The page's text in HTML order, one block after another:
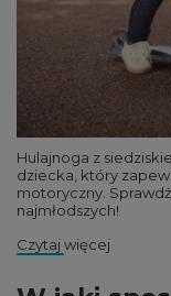
Hulajnoga z
dziecka, który
motoryczny.
najmłodszych!
Czytaj więcej